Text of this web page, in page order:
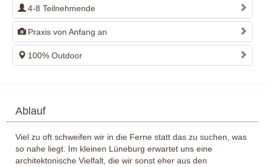
4-8 Teilnehmende
Praxis von Anfang an
100% Outdoor
Ablauf
Viel zu oft schweifen wir in die Ferne statt das zu suchen, was
so nahe liegt. Im kleinen Lüneburg erwartet uns eine
architektonische Vielfalt, die wir sonst eher aus den